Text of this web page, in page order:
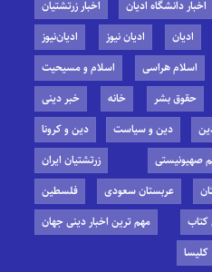
اخبار دانشگاه ادیان
اخبار زرتشتیان
ادیان ادیان نیوز
ادیان‌نیوز
اسلام هراسی
اسلام و مسیحیت
حقوق بشر خانه
خبر دینی
دین و سیاست
دین و کرونا
صهیونیستی
زرتشتیان ایران
عربستان سعودی
فلسطین
کتاب
مهم ترین اخبار دینی جهان
کلیسا